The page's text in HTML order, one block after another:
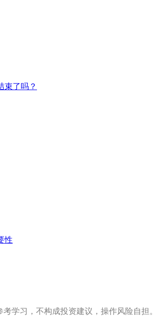
束了吗？
性
考学习，不构成投资建议，操作风险自担。